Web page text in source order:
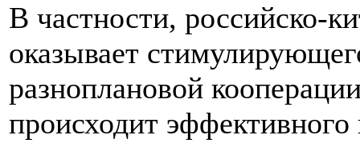
В частности, российско-
оказывает
разноплановой
происходит